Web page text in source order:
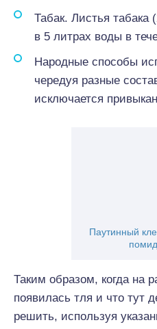
Табак. Листья табака
в 5 литрах воды в
Народные способы
чередуя разные
исключается
Паутинный
Таким образом, когда на
появилась тля и что тут
решить, используя